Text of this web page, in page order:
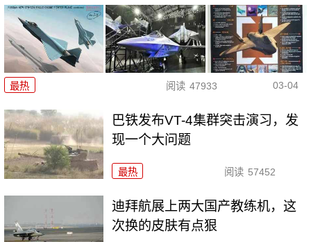
最热 阅读 47933 03-04
巴铁发布VT-4集群突击演习，发
现一个大问题
最热 阅读 57452
迪拜航展上两大国产教练机，这
次换的皮肤有点狠